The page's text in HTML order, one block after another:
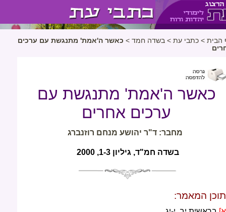
הבית > כתבי עת > בשדה חמד > כאשר ה'אמת' מתנגשת עם ערכים
כאשר ה'אמת' מתנגשת עם
ערכים אחרים
מחבר: ד"ר יהושע מנחם רוזנברג
בשדה חמ"ד, גיליון 1-3, 2000
תוכן המאמר: